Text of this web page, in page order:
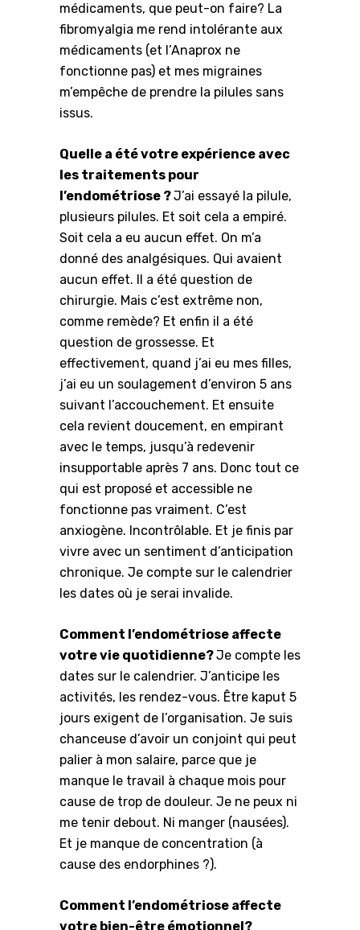
médicaments, que peut-on faire? La
fibromyalgia me rend intolérante aux
médicaments (et l’Anaprox ne
fonctionne pas) et mes migraines
m’empêche de prendre la pilules sans
issus.
Quelle a été votre expérience avec
les traitements pour
l’endométriose ?J’ai essayé la pilule,
plusieurs pilules. Et soit cela a empiré.
Soit cela a eu aucun effet. On m’a
donné des analgésiques. Qui avaient
aucun effet. Il a été question de
chirurgie. Mais c’est extrême non,
comme remède? Et enfin il a été
question de grossesse. Et
effectivement, quand j’ai eu mes filles,
j’ai eu un soulagement d’environ 5 ans
suivant l’accouchement. Et ensuite
cela revient doucement, en empirant
avec le temps, jusqu’à redevenir
insupportable après 7 ans. Donc tout ce
qui est proposé et accessible ne
fonctionne pas vraiment. C’est
anxiogène. Incontrôlable. Et je finis par
vivre avec un sentiment d’anticipation
chronique. Je compte sur le calendrier
les dates où je serai invalide.
Comment l’endométriose affecte
votre vie quotidienne?Je compte les
dates sur le calendrier. J’anticipe les
activités, les rendez-vous. Être kaput 5
jours exigent de l’organisation. Je suis
chanceuse d’avoir un conjoint qui peut
palier à mon salaire, parce que je
manque le travail à chaque mois pour
cause de trop de douleur. Je ne peux ni
me tenir debout. Ni manger (nausées).
Et je manque de concentration (à
cause des endorphines ?).
Comment l’endométriose affecte
votre bien-être émotionnel?